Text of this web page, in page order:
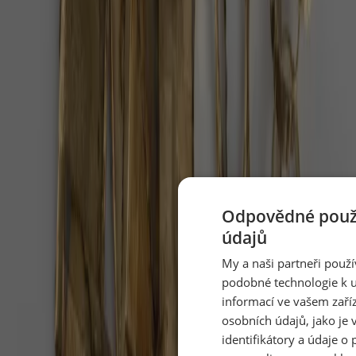
Doporučujeme
Po 38 letech v cirkusu je volná. Slonice
Julie dostala 400 hektarů
V portugalském Alenteju vznikla první velká sloní
rezervace v Evropě a Julie je její první obyvatelkou,
informoval web Euronews.
Odpovědné
údajů
My a naši partneři
podobné technologie k
informací ve vašem
osobních údajů, jako je
identifikátory a údaje o